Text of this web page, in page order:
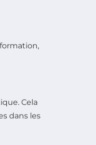
Cela
dans les